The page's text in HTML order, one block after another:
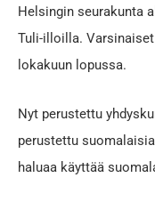
Helsingin seurakunta
Tuli-illoilla.
lokakuun lopussa.
Nyt perustettu
perustettu
haluaa käyttää